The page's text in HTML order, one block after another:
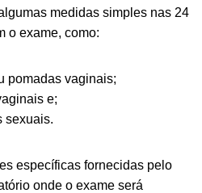
medidas simples nas 24
o exame, como:
pomadas vaginais;
e;
sexuais.
específicas fornecidas pelo
onde o exame será